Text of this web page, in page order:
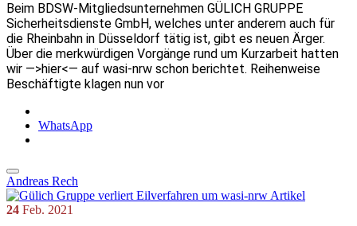
Beim BDSW-Mitgliedsunternehmen GÜLICH GRUPPE
Sicherheitsdienste GmbH, welches unter anderem auch für
die Rheinbahn in Düsseldorf tätig ist, gibt es neuen Ärger.
Über die merkwürdigen Vorgänge rund um Kurzarbeit hatten
wir —>hier<— auf wasi-nrw schon berichtet. Reihenweise
Beschäftigte klagen nun vor
WhatsApp
Andreas Rech
24 Feb. 2021